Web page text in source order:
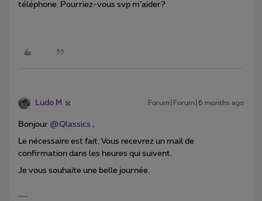
téléphone. Pourriez-vous svp m’aider?
Ludo M Forum|Forum|6 months ago
Bonjour ​ @Qlassics ,
Le nécessaire est fait. Vous recevrez un mail de
confirmation dans les heures qui suivent.
Je vous souhaite une belle journée.